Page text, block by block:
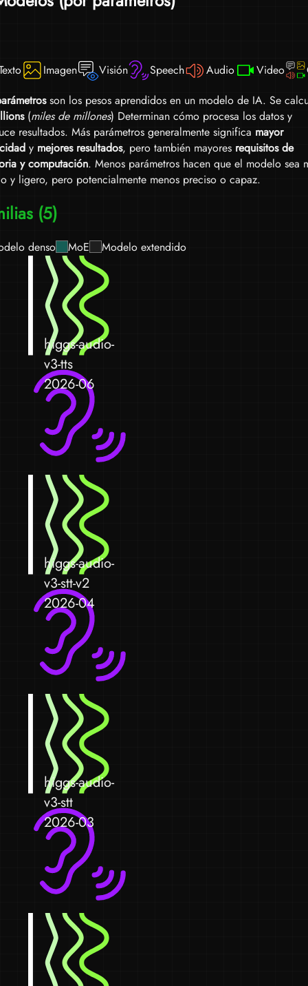
Imagen Visión Speech Audio Video
son los pesos aprendidos en un modelo de IA. Se
(miles de millones) Determinan cómo procesa los datos y
resultados. Más parámetros generalmente significa mayor
y mejores resultados, pero también mayores requisitos de
y computación. Menos parámetros hacen que el modelo sea
y ligero, pero potencialmente menos preciso o capaz.
(5)
denso MoE Modelo extendido
higgs-audio-
v3-tts
2026-06
higgs-audio-
v3-stt-v2
2026-04
higgs-audio-
v3-stt
2026-03